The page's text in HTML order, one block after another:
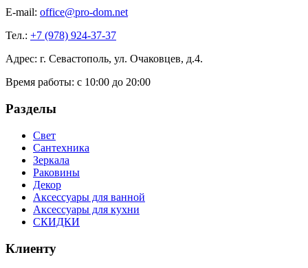
E-mail: office@pro-dom.net
Тел.: +7 (978) 924-37-37
Адрес: г. Севастополь, ул. Очаковцев, д.4.
Время работы: с 10:00 до 20:00
Разделы
Свет
Сантехника
Зеркала
Раковины
Декор
Аксессуары для ванной
Аксессуары для кухни
СКИДКИ
Клиенту